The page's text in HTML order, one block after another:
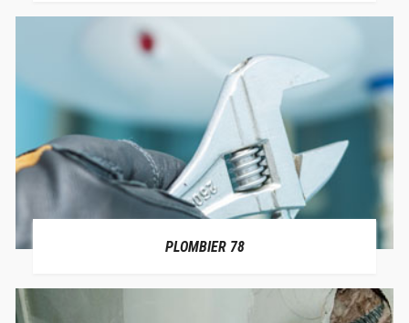
PLOMBIER 78